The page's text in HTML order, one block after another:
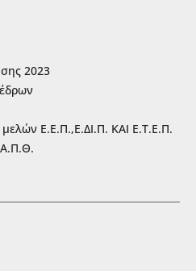
2023
Ε.Ε.Π.,Ε.ΔΙ.Π. ΚΑΙ Ε.Τ.Ε.Π.
Α.Π.Θ.